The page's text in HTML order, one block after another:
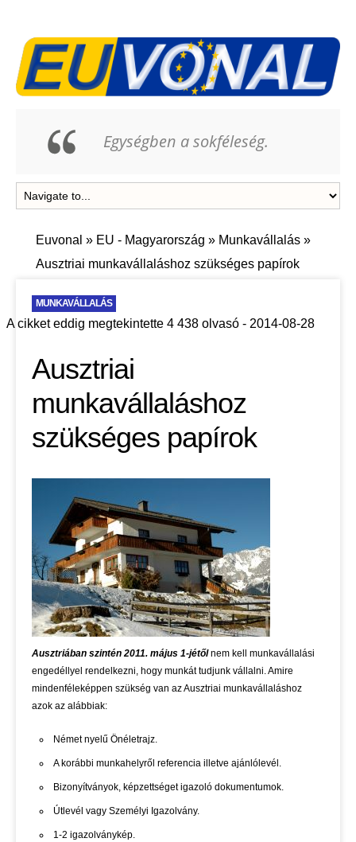
Egységben a sokféleség.
Euvonal » EU - Magyarország » Munkavállalás »
Ausztriai munkavállaláshoz szükséges papírok
MUNKAVÁLLALÁS
A cikket eddig megtekintette 4 438 olvasó - 2014-08-28
Ausztriai
munkavállaláshoz
szükséges papírok
Ausztriában szintén 2011. május 1-jétőlnem kell munkavállalási
engedéllyel rendelkezni, hogy munkát tudjunk vállalni. Amire
mindenféleképpen szükség van az Ausztriai munkavállaláshoz
azok az alábbiak:
Német nyelű Önéletrajz.
A korábbi munkahelyről referencia illetve ajánlólevél.
Bizonyítványok, képzettséget igazoló dokumentumok.
Útlevél vagy Személyi Igazolvány.
1-2 igazolványkép.